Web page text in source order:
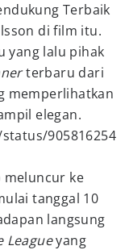
Terbaik
di film itu.
yang lalu pihak
terbaru dari
memperlihatkan
elegan.
905816254
meluncur ke
tanggal 10
langsung
Leagueyang